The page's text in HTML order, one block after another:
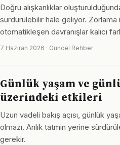
Doğru alışkanlıklar
sürdürülebilir hale geliyor. Zorlama
otomatikleşen davranışlar kalıcı
7 Haziran 2026 · Güncel Rehber
Günlük yaşam ve
üzerindeki etkileri
Uzun vadeli bakış açısı, günlük
olmazı. Anlık tatmin yerine
gerekir.